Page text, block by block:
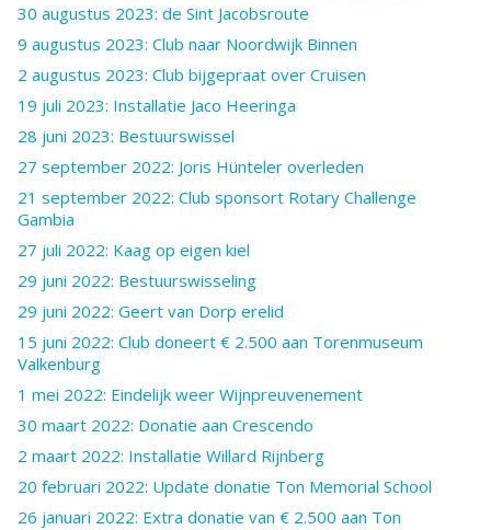
30 augustus 2023: de Sint Jacobsroute
9 augustus 2023: Club naar Noordwijk Binnen
2 augustus 2023: Club bijgepraat over Cruisen
19 juli 2023: Installatie Jaco Heeringa
28 juni 2023: Bestuurswissel
27 september 2022: Joris Hünteler overleden
21 september 2022: Club sponsort Rotary Challenge
Gambia
27 juli 2022: Kaag op eigen kiel
29 juni 2022: Bestuurswisseling
29 juni 2022: Geert van Dorp erelid
15 juni 2022: Club doneert € 2.500 aan Torenmuseum
Valkenburg
1 mei 2022: Eindelijk weer Wijnpreuvenement
30 maart 2022: Donatie aan Crescendo
2 maart 2022: Installatie Willard Rijnberg
20 februari 2022: Update donatie Ton Memorial School
26 januari 2022: Extra donatie van € 2.500 aan Ton